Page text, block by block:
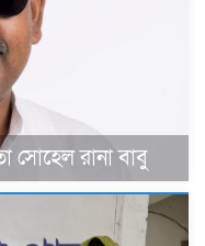
সোহেল রানা বাবু